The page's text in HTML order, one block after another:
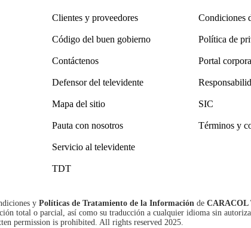
Clientes y proveedores
Código del buen gobierno
Contáctenos
Defensor del televidente
Mapa del sitio
Pauta con nosotros
Servicio al televidente
TDT
Condiciones
Política de
Portal
SIC
Términos y
y Políticas de Tratamiento de la Información de CARACOL
total o parcial, así como su traducción a cualquier idioma sin
permission is prohibited. All rights reserved 2025.